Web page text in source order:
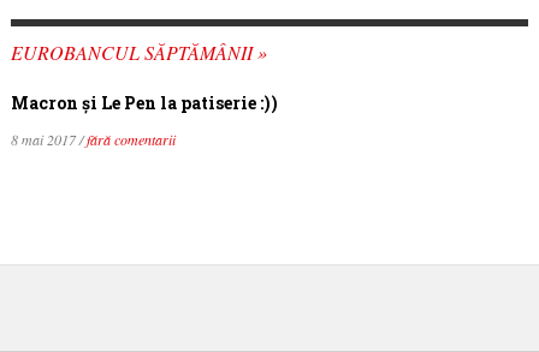
EUROBANCUL SĂPTĂMÂNII »
Macron şi Le Pen la patiserie :))
8 mai 2017 /fără comentarii